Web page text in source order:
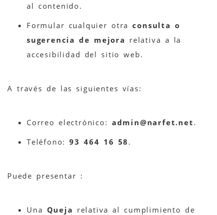
al contenido.
Formular cualquier otraconsulta o
sugerencia de mejora relativa a la
accesibilidad del sitio web.
A través de las siguientes vías:
Correo electrónico: admin@narfet.net .
Teléfono:93 464 16 58 .
Puede presentar :
Una Queja relativa al cumplimiento de